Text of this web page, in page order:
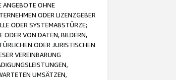
ANGEBOTE OHNE
ODER LIZENZGEBER
ODER SYSTEMABSTÜRZE;
ODER VON DATEN, BILDERN,
ODER JURISTISCHEN
VEREINBARUNG
UMSÄTZEN,